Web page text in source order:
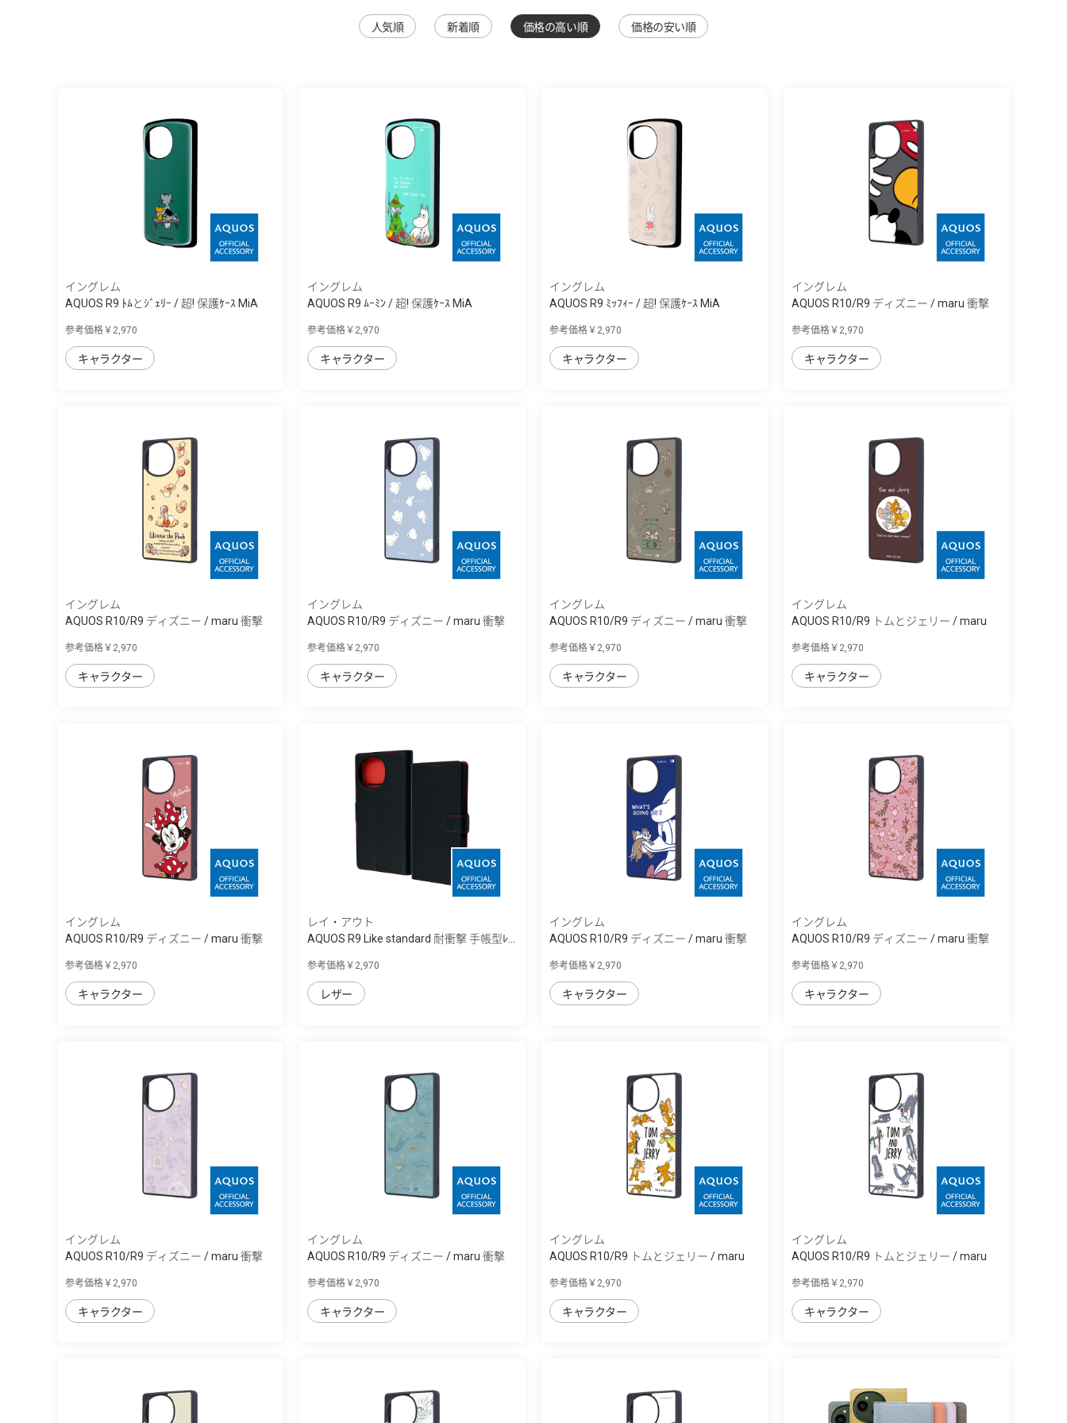
人気順 新着順 価格の高い順 価格の安い順
イングレム
AQUOS R9 ﾄﾑとｼﾞｪﾘｰ / 超! 保護ｹｰｽ MiA
参考価格￥2,970
キャラクター
イングレム
AQUOS R9 ﾑｰﾐﾝ / 超! 保護ｹｰｽ MiA
参考価格￥2,970
キャラクター
イングレム
AQUOS R9 ﾐｯﾌｨｰ / 超! 保護ｹｰｽ MiA
参考価格￥2,970
キャラクター
イングレム
AQUOS R10/R9 ディズニー / maru 衝撃
参考価格￥2,970
キャラクター
イングレム
AQUOS R10/R9 ディズニー / maru 衝撃
参考価格￥2,970
キャラクター
イングレム
AQUOS R10/R9 ディズニー / maru 衝撃
参考価格￥2,970
キャラクター
イングレム
AQUOS R10/R9 ディズニー / maru 衝撃
参考価格￥2,970
キャラクター
イングレム
AQUOS R10/R9 トムとジェリー / maru
参考価格￥2,970
キャラクター
イングレム
AQUOS R10/R9 ディズニー / maru 衝撃
参考価格￥2,970
キャラクター
レイ・アウト
AQUOS R9 Like standard 耐衝撃 手帳型ﾚ...
参考価格￥2,970
レザー
イングレム
AQUOS R10/R9 ディズニー / maru 衝撃
参考価格￥2,970
キャラクター
イングレム
AQUOS R10/R9 ディズニー / maru 衝撃
参考価格￥2,970
キャラクター
イングレム
AQUOS R10/R9 ディズニー / maru 衝撃
参考価格￥2,970
キャラクター
イングレム
AQUOS R10/R9 ディズニー / maru 衝撃
参考価格￥2,970
キャラクター
イングレム
AQUOS R10/R9 トムとジェリー / maru
参考価格￥2,970
キャラクター
イングレム
AQUOS R10/R9 トムとジェリー / maru
参考価格￥2,970
キャラクター